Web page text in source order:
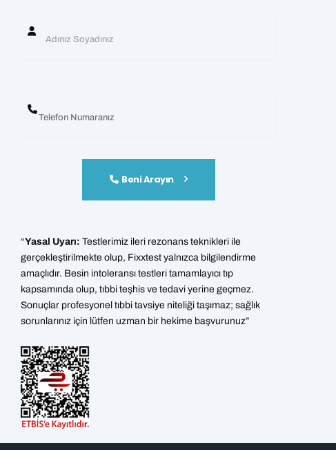
Beni Arayın
“Yasal Uyarı: Testlerimiz ileri rezonans teknikleri ile
gerçekleştirilmekte olup, Fixxtest yalnızca bilgilendirme
amaçlıdır. Besin intoleransı testleri tamamlayıcı tıp
kapsamında olup, tıbbi teşhis ve tedavi yerine geçmez.
Sonuçlar profesyonel tıbbi tavsiye niteliği taşımaz; sağlık
sorunlarınız için lütfen uzman bir hekime başvurunuz”